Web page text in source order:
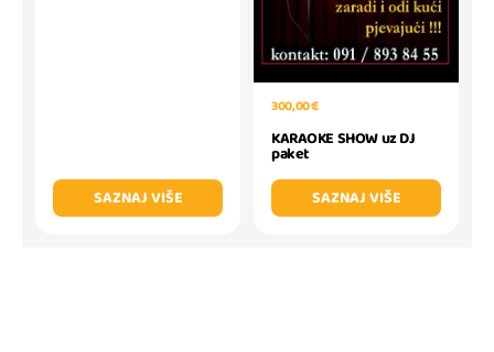
SAZNAJ VIŠE
300,00 €
KARAOKE SHOW uz DJ
paket
SAZNAJ VIŠE